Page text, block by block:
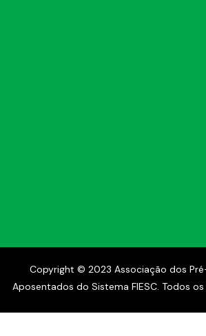
Copyright © 2023 Associação dos
Aposentados do Sistema FIESC. Todos